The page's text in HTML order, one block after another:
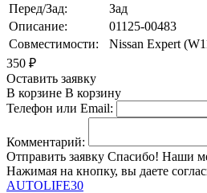
Перед/Зад:
Зад
Описание:
01125-00483
Совместимости:
Nissan Expert
350 ₽
Оставить заявку
В корзине В корзину
Телефон или Email:
Комментарий:
Отправить заявку Спасибо! Наши
Нажимая на кнопку, вы даете
AUTOLIFE30